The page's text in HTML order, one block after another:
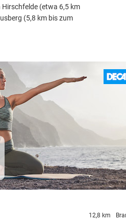
(etwa 6,5 km
(5,8 km bis zum
12,8 km